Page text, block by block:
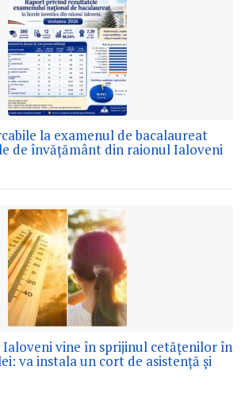
la examenul de bacalaureat
de învățământ din raionul Ialoveni
vine în sprijinul cetățenilor în
va instala un cort de asistență și